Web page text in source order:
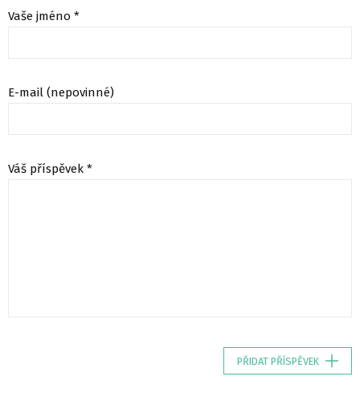
Vaše jméno *
E-mail (nepovinné)
Váš příspěvek *
PŘIDAT PŘÍSPĚVEK